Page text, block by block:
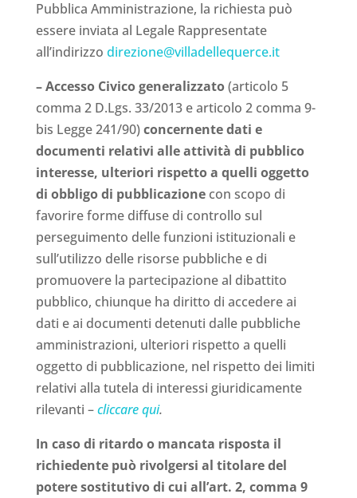
Pubblica Amministrazione, la richiesta può
essere inviata al Legale Rappresentate
all’indirizzo direzione@villadellequerce.it
– Accesso Civico generalizzato(articolo 5
comma 2 D.Lgs. 33/2013 e articolo 2 comma 9-
bis Legge 241/90)concernente dati e
documenti relativi alle attività di pubblico
interesse, ulteriori rispetto a quelli oggetto
di obbligo di pubblicazionecon scopo di
favorire forme diffuse di controllo sul
perseguimento delle funzioni istituzionali e
sull’utilizzo delle risorse pubbliche e di
promuovere la partecipazione al dibattito
pubblico, chiunque ha diritto di accedere ai
dati e ai documenti detenuti dalle pubbliche
amministrazioni, ulteriori rispetto a quelli
oggetto di pubblicazione, nel rispetto dei limiti
relativi alla tutela di interessi giuridicamente
rilevanti –cliccare qui.
In caso di ritardo o mancata risposta il
richiedente può rivolgersi al titolare del
potere sostitutivo di cui all’art. 2, comma 9